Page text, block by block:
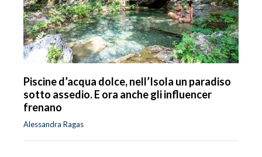
Piscine d’acqua dolce, nell’Isola un paradiso
sotto assedio. E ora anche gli influencer
frenano
Alessandra Ragas